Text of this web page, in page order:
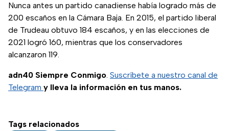
Nunca antes un partido canadiense había logrado más de
200 escaños en la Cámara Baja. En 2015, el partido liberal
de Trudeau obtuvo 184 escaños, y en las elecciones de
2021 logró 160, mientras que los conservadores
alcanzaron 119.
adn40 Siempre Conmigo. Suscríbete a nuestro canal de
Telegram y lleva la información en tus manos.
Tags relacionados